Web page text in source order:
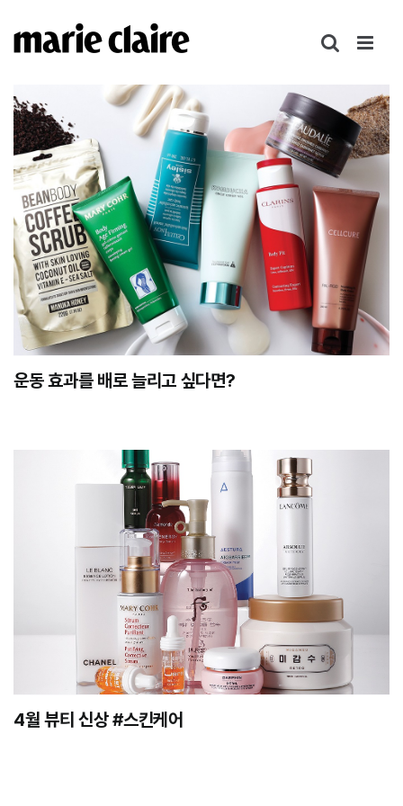
텐
건
너
뛰
기
운동 효과를 배로 늘리고 싶다면?
4월 뷰티 신상 #스킨케어